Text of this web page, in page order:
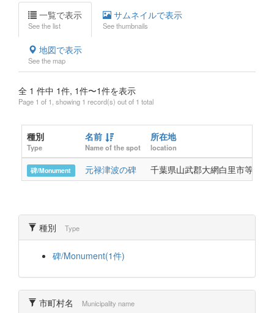
一覧で表示
See the list
サムネイルで表示
See thumbnails
地図で表示
See the map
全 1 件中 1件, 1件〜1件を表示
Page 1 of 1, showing 1 record(s) out of 1 total
種別
Type
名前
Name of the spot
所在地
location
碑/Monument 元禄津波の碑 千葉県山武郡大網白里市等覚寺
種別 Type
碑/Monument(1件)
市町村名 Municipality name